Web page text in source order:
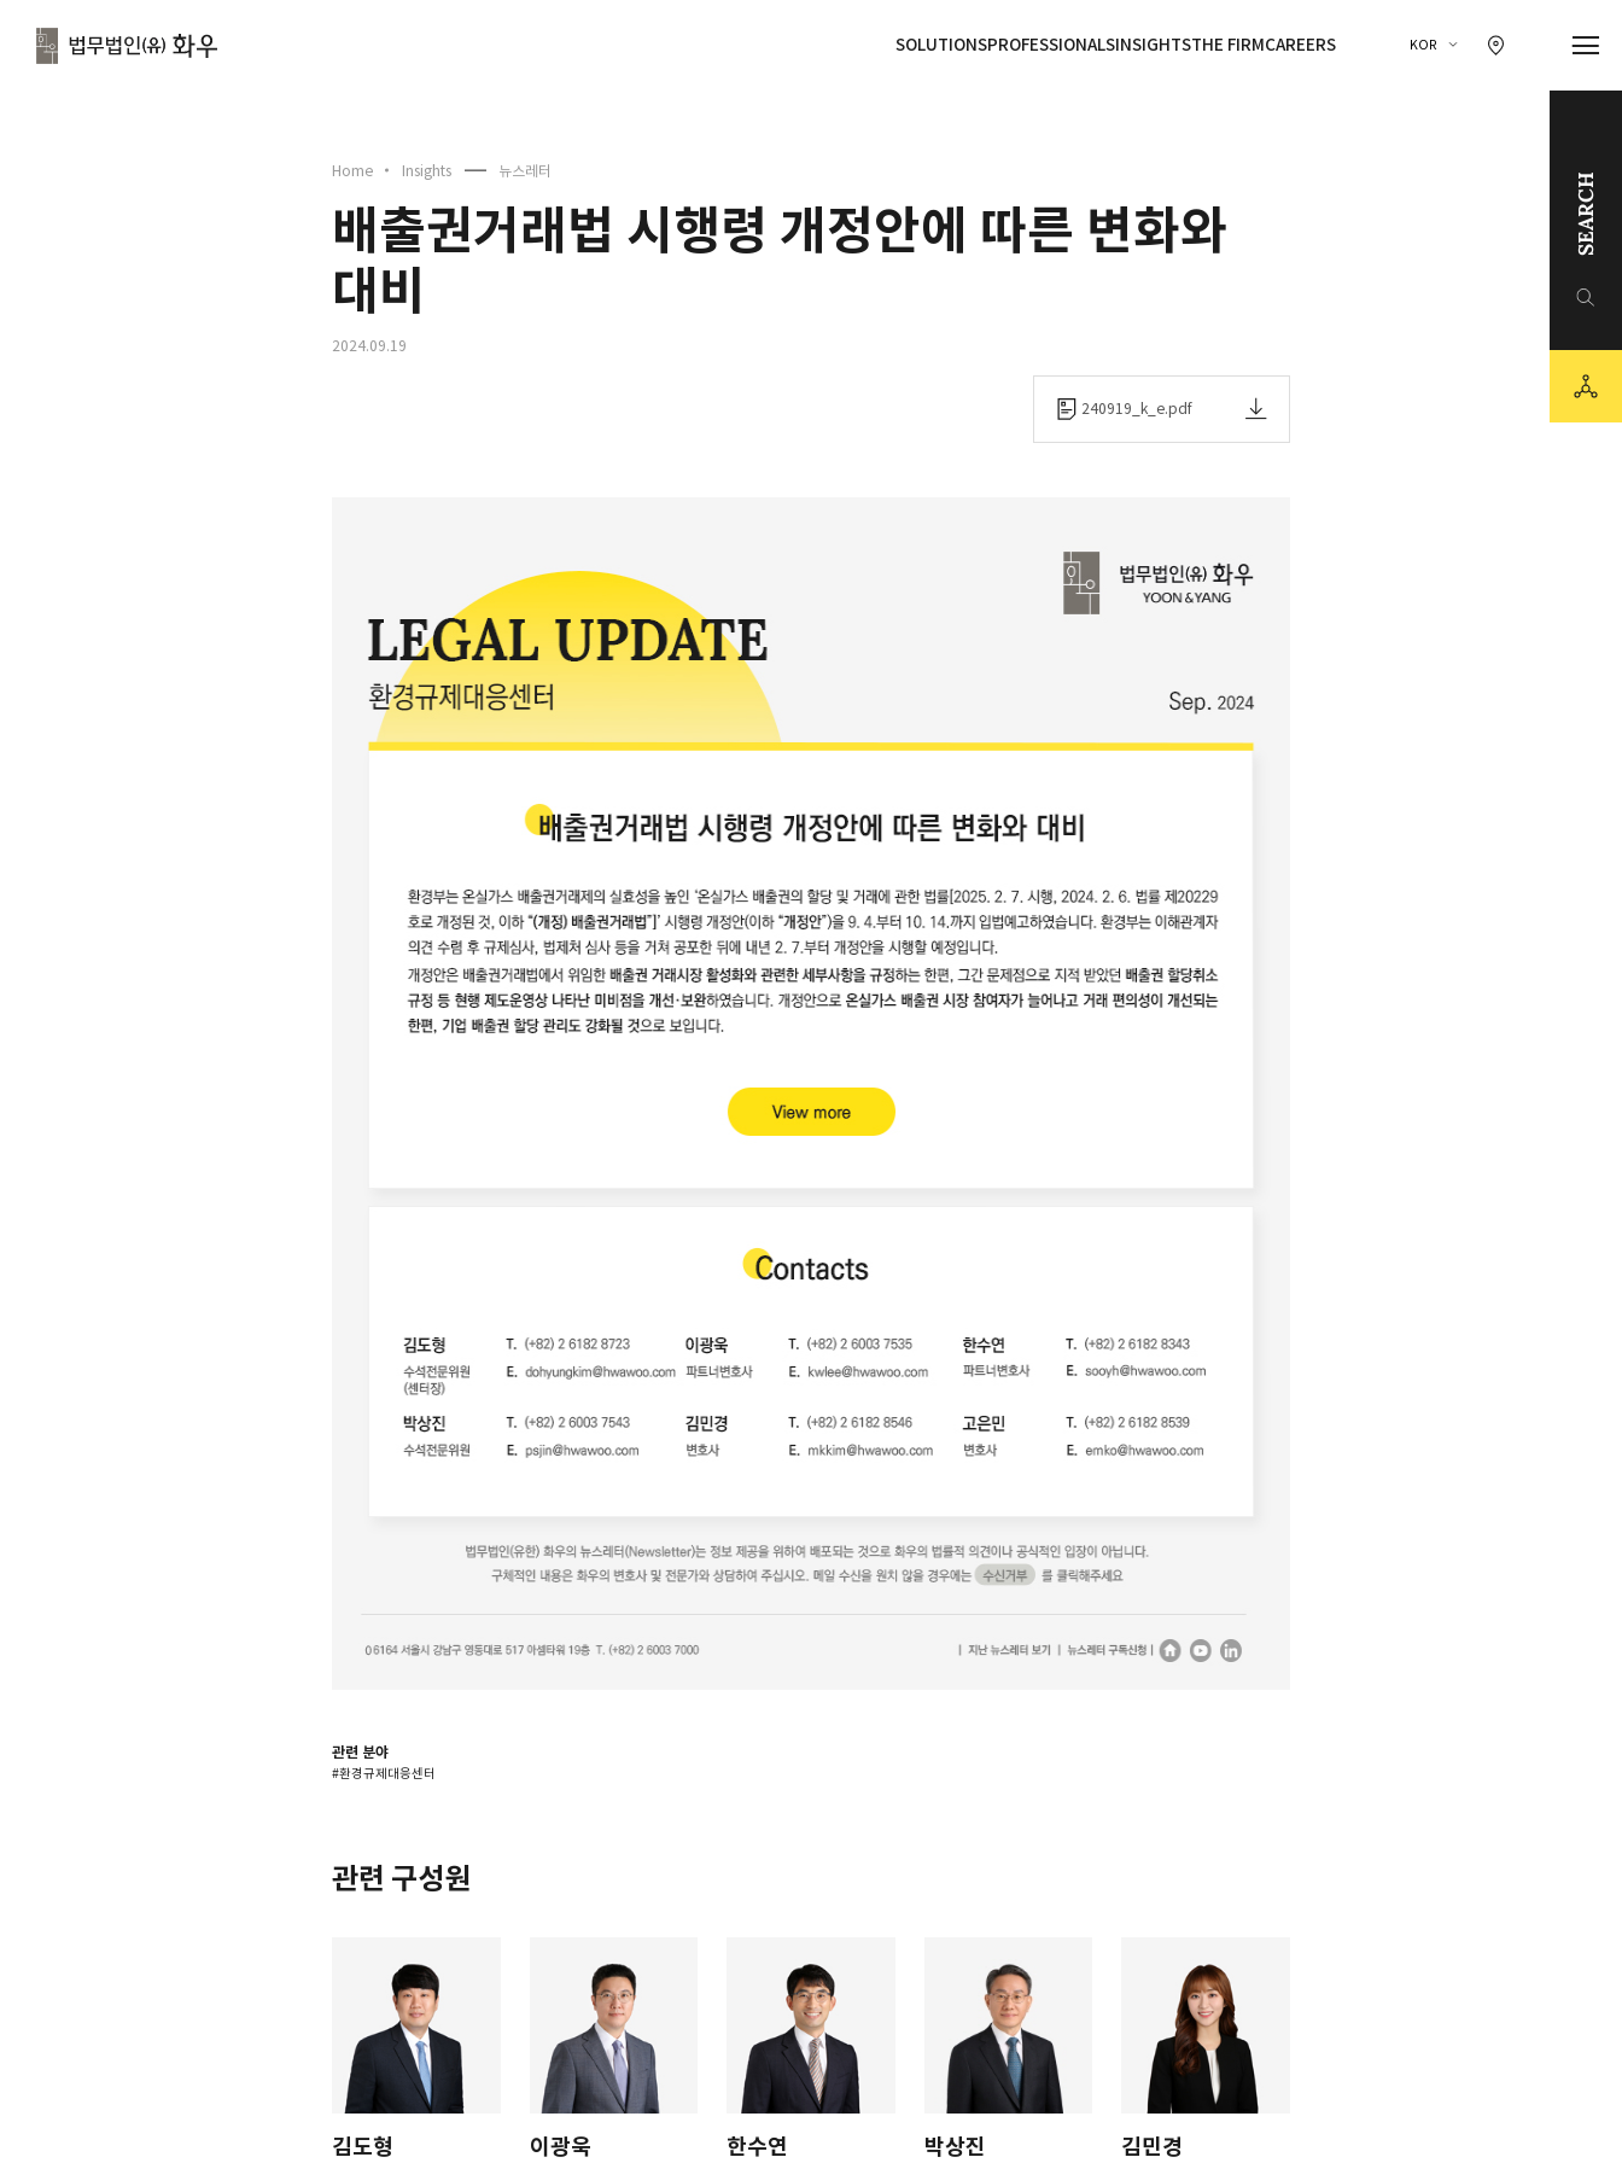
SOLUTIONSPROFESSIONALSINSIGHTSTHE FIRMCAREERS KOR
SEARCH
Home Insights 뉴스레터
배출권거래법 시행령 개정안에 따른 변화와
대비
2024.09.19
240919_k_e.pdf
관련 분야
#환경규제대응센터
관련 구성원
김도형 이광욱 한수연 박상진 김민경